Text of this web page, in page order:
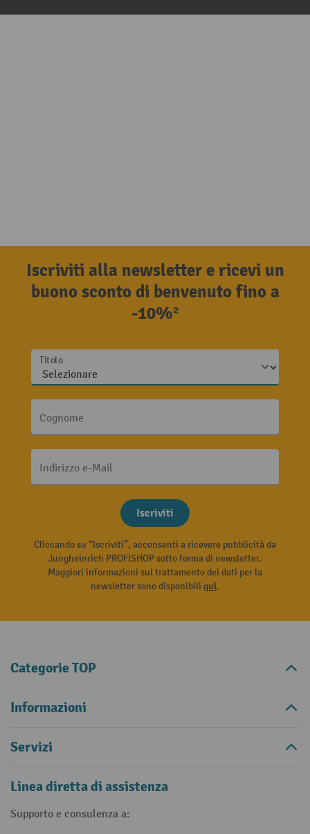
Iscriviti alla newsletter e ricevi un
buono sconto di benvenuto fino a
-10%²
Titolo
Cognome
Indirizzo e-Mail
Iscriviti
Cliccando su “Iscriviti”, acconsenti a ricevere pubblicità da
Jungheinrich PROFISHOP sotto forma di newsletter.
Maggiori informazioni sul trattamento dei dati per la
newsletter sono disponibili qui.
Categorie TOP
Informazioni
Servizi
Linea diretta di assistenza
Supporto e consulenza a: